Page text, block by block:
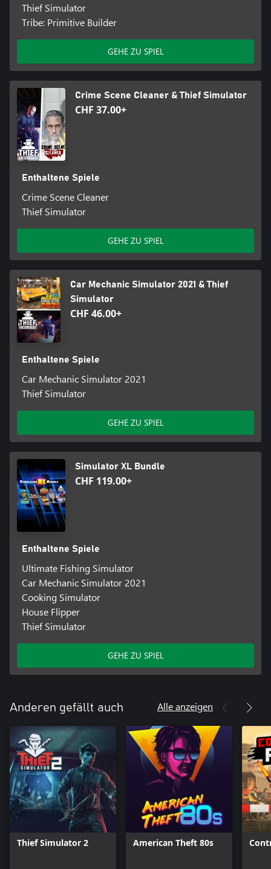
Thief Simulator
Tribe: Primitive Builder
GEHE ZU SPIEL
Crime Scene Cleaner & Thief Simulator
CHF 37.00+
Enthaltene Spiele
Crime Scene Cleaner
Thief Simulator
GEHE ZU SPIEL
Car Mechanic Simulator 2021 & Thief
Simulator
CHF 46.00+
Enthaltene Spiele
Car Mechanic Simulator 2021
Thief Simulator
GEHE ZU SPIEL
Simulator XL Bundle
CHF 119.00+
Enthaltene Spiele
Ultimate Fishing Simulator
Car Mechanic Simulator 2021
Cooking Simulator
House Flipper
Thief Simulator
GEHE ZU SPIEL
Anderen gefällt auch Alle anzeigen
Thief Simulator 2 American Theft 80s